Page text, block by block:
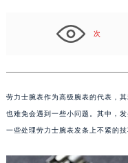
次
劳力士腕表作为高级腕表的代表，
也难免会遇到一些小问题。其中，
一些处理劳力士腕表发条上不紧的技